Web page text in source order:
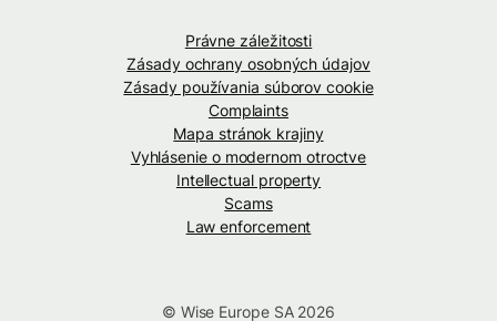
Právne záležitosti
Zásady ochrany osobných údajov
Zásady používania súborov cookie
Complaints
Mapa stránok krajiny
Vyhlásenie o modernom otroctve
Intellectual property
Scams
Law enforcement
© Wise Europe SA 2026